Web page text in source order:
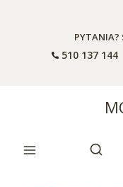
PYTANIA?
510 137 144